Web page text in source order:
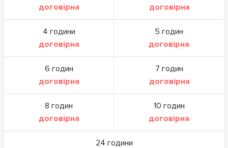
договірна
договірна
4 години
договірна
5 годин
договірна
6 годин
договірна
7 годин
договірна
8 годин
договірна
10 годин
договірна
24 години